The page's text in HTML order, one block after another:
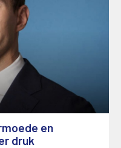
en
druk